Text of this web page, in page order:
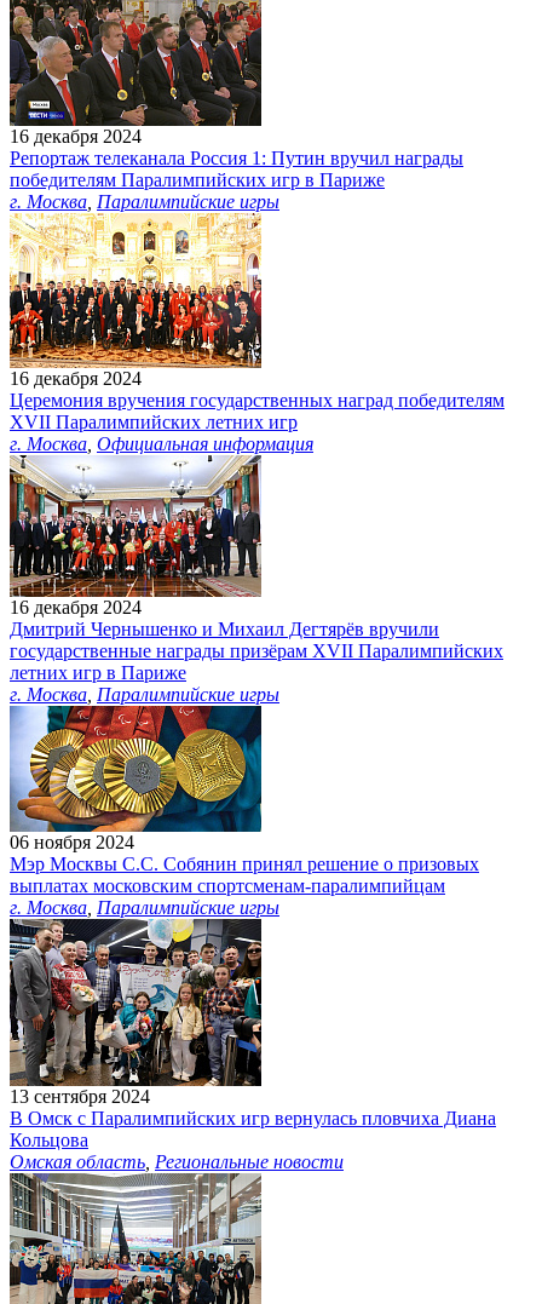
16 декабря 2024
Репортаж телеканала Россия 1: Путин вручил награды
победителям Паралимпийских игр в Париже
г. Москва Паралимпийские игры
16 декабря 2024
Церемония вручения государственных наград победителям
ХVII Паралимпийских летних игр
г. Москва Официальная информация
16 декабря 2024
Дмитрий Чернышенко и Михаил Дегтярёв вручили
государственные награды призёрам XVII Паралимпийских
летних игр в Париже
г. Москва Паралимпийские игры
06 ноября 2024
Мэр Москвы С.С. Собянин принял решение о призовых
выплатах московским спортсменам-паралимпийцам
г. Москва Паралимпийские игры
13 сентября 2024
В Омск с Паралимпийских игр вернулась пловчиха Диана
Кольцова
Омская область Региональные новости